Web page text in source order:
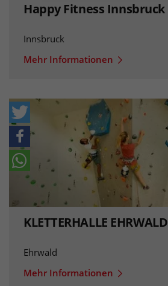
Happy Fitness Innsbruck
Innsbruck
Mehr Informationen
KLETTERHALLE EHRWALD
Ehrwald
Mehr Informationen